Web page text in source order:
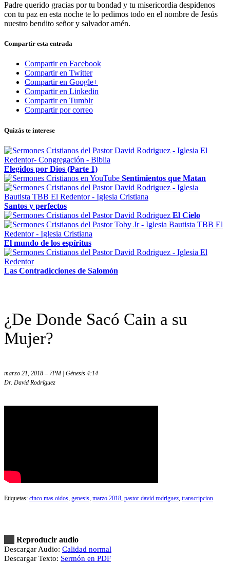
Padre querido gracias por tu bondad y tu misericordia despidenos
con tu paz en esta noche te lo pedimos todo en el nombre de Jesús
nuestro bendito señor y salvador amén.
Compartir esta entrada
Compartir en Facebook
Compartir en Twitter
Compartir en Google+
Compartir en Linkedin
Compartir en Tumblr
Compartir por correo
Quizás te interese
Elegidos por Dios (Parte 1)
Sentimientos que Matan
Santos y perfectos
El Cielo
El mundo de los espíritus
Las Contradicciones de Salomón
¿De Donde Sacó Cain a su
Mujer?
marzo 21, 2018 – 7PM | Génesis 4:14
Dr. David Rodríguez
Etiquetas: cinco mas oidos genesis marzo 2018 pastor david rodriguez transcripcion
Reproducir audio
Descargar Audio: Calidad normal
Descargar Texto: Sermón en PDF